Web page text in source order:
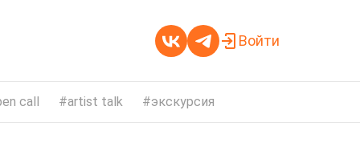
Войти
call artist talk экскурсия